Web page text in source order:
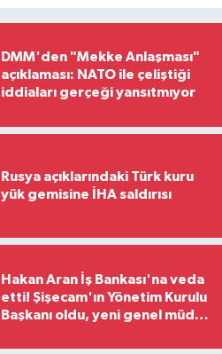
DMM'den "Mekke Anlaşması"
açıklaması: NATO ile çeliştiği
iddiaları gerçeği yansıtmıyor
Rusya açıklarındaki Türk kuru
yük gemisine İHA saldırısı
Hakan Aran İş Bankası'na veda
etti! Şişecam'ın Yönetim Kurulu
Başkanı oldu, yeni genel müdür